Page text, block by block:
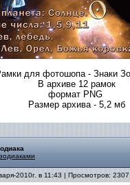
для фотошопа - Знаки
В архиве 12 рамок
формат PNG
Размер архива - 5,2 мб
2010г. в 11:43 | Просмотров: 2307